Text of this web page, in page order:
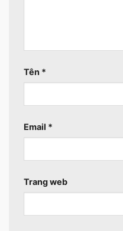
Tên *
Email *
Trang web